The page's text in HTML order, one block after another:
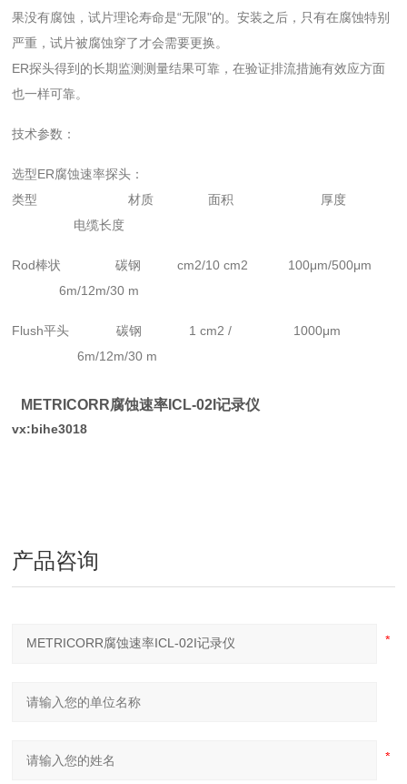
果没有腐蚀，试片理论寿命是“无限"的。安装之后，只有在腐蚀特别
严重，试片被腐蚀穿了才会需要更换。
ER探头得到的长期监测测量结果可靠，在验证排流措施有效应方面
也一样可靠。
技术参数：
选型ER腐蚀速率探头：
类型 材质 面积 厚度
电缆长度
Rod棒状 碳钢 cm2/10 cm2 100μm/500μm
6m/12m/30 m
Flush平头 碳钢 1 cm2 / 1000μm
6m/12m/30 m
METRICORR腐蚀速率ICL-02I记录仪
vx:bihe3018
产品咨询